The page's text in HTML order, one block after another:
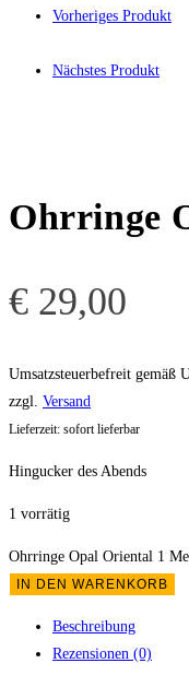
Vorheriges Produkt
Nächstes Produkt
Ohrringe
€ 29,00
Umsatzsteuerbefreit gemäß
zzgl. Versand
Lieferzeit: sofort lieferbar
Hingucker des Abends
1 vorrätig
Ohrringe Opal Oriental 1
IN DEN WARENKORB
Beschreibung
Rezensionen (0)